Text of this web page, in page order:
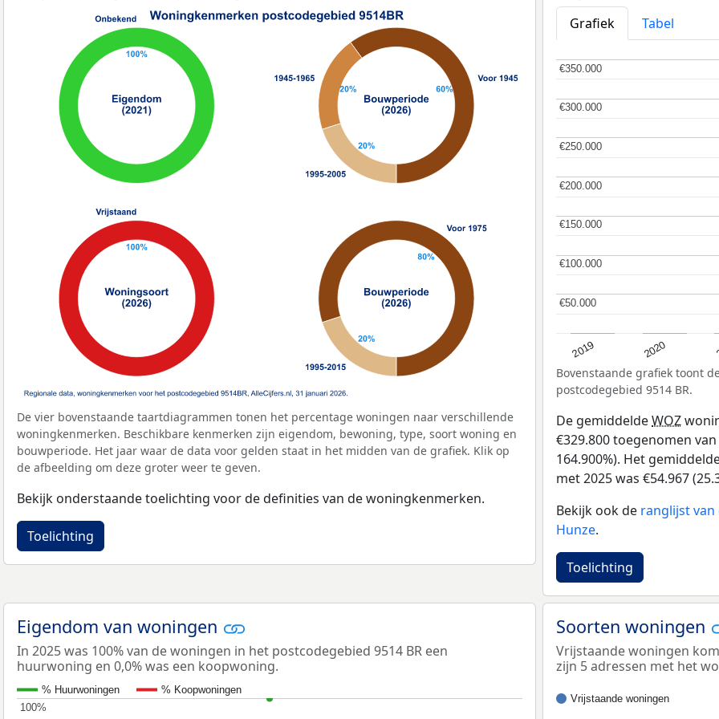
De vier bovenstaande taartdiagrammen tonen het percentage woningen naar verschillende
woningkenmerken. Beschikbare kenmerken zijn eigendom, bewoning, type, soort woning en
bouwperiode. Het jaar waar de data voor gelden staat in het midden van de grafiek. Klik op
de afbeelding om deze groter weer te geven.
Bekijk onderstaande toelichting voor de definities van de woningkenmerken.
Toelichting
Grafiek
Tabel
2019 2020
€50.000
€50.000
€100.000
€100.000
€150.000
€150.000
€200.000
€200.000
€250.000
€250.000
€300.000
€300.000
€350.000
€350.000
Bovenstaande grafiek toont
postcodegebied 9514 BR.
De gemiddeldeWOZ
€329.800 toegenomen
164.900%). Het
met 2025 was €54.967
Bekijk ook de ranglijst
Hunze.
Toelichting
Eigendom van woningen
In 2025 was 100% van de woningen in het postcodegebied 9514 BR een
huurwoning en 0,0% was een koopwoning.
% Huurwoningen
% Koopwoningen
100%
100%
Soorten woningen
Vrijstaande woningen
zijn 5 adressen met het
Vrijstaande woningen